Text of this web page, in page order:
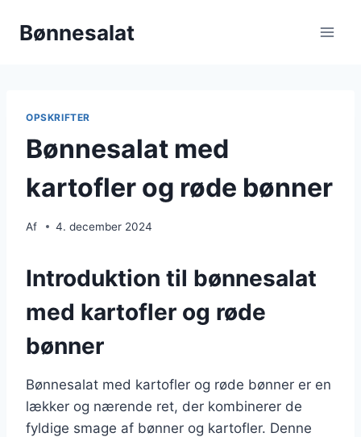
Bønnesalat
OPSKRIFTER
Bønnesalat med
kartofler og røde bønner
Af 4. december 2024
Introduktion til bønnesalat
med kartofler og røde
bønner
Bønnesalat med kartofler og røde bønner er en
lækker og nærende ret, der kombinerer de
fyldige smage af bønner og kartofler. Denne